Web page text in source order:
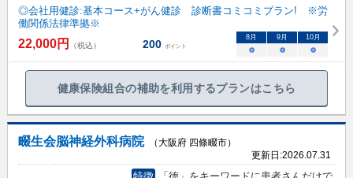
◎会社用健診:基本コース+がん健診 診断書コミコミプラン! ※労
働関係法律準拠※
22,000円 （税込） 200 ポイント
8 月 9 月 10月
○ ○ ○
健康保険組合の補助を利用するプランはこちら
畷生会脳神経外科病院
（大阪府 四條畷市）
更新日:2026.07.31